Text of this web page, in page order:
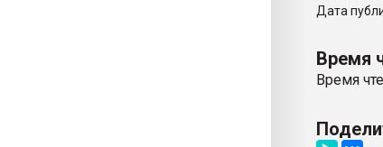
Дата
Время
Время